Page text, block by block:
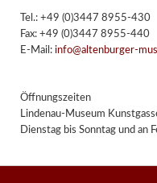
Tel.: +49 (0)3447 8955-430
Fax: +49 (0)3447 8955-440
E-Mail: info@altenburger-
Öffnungszeiten
Lindenau-Museum
Dienstag bis Sonntag und an